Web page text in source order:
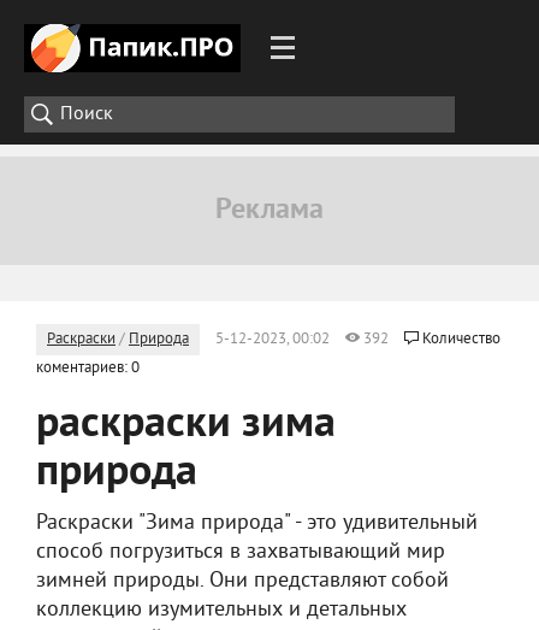
Раскраски / Природа 5-12-2023, 00:02 392
Количество
коментариев: 0
раскраски зима
природа
Раскраски "Зима природа" - это удивительный
способ погрузиться в захватывающий мир
зимней природы. Они представляют собой
коллекцию изумительных и детальных